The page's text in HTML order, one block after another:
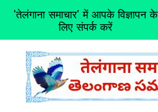
'तेलंगाना समाचार' में आपके विज्ञापन के
लिए संपर्क करें